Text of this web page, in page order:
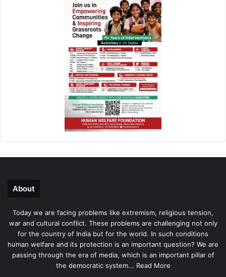
About
Today we are facing problems like extremism, religious tension,
war and cultural conflict. These problems are challenging not only
for the country of India but for the world. In such conditions
human welfare and its protection is an important question? We are
passing through the era of media, which is an important pillar of
the democratic system... Read More